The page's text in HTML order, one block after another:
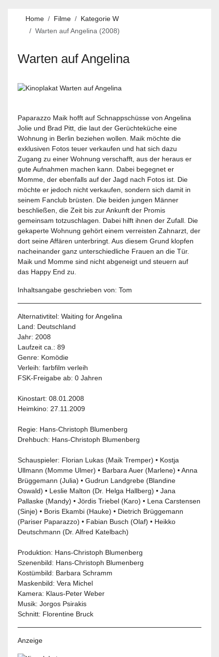
Home Filme
Kategorie W
Warten auf Angelina (2008)
Warten auf Angelina
Paparazzo Maik hofft auf Schnappschüsse von Angelina
Jolie und Brad Pitt, die laut der Gerüchteküche eine
Wohnung in Berlin beziehen wollen. Maik möchte die
exklusiven Fotos teuer verkaufen und hat sich dazu
Zugang zu einer Wohnung verschafft, aus der heraus er
gute Aufnahmen machen kann. Dabei begegnet er
Momme, der ebenfalls auf der Jagd nach Fotos ist. Die
möchte er jedoch nicht verkaufen, sondern sich damit in
seinem Fanclub brüsten. Die beiden jungen Männer
beschließen, die Zeit bis zur Ankunft der Promis
gemeinsam totzuschlagen. Dabei hilft ihnen der Zufall. Die
gekaperte Wohnung gehört einem verreisten Zahnarzt, der
dort seine Affären unterbringt. Aus diesem Grund klopfen
nacheinander ganz unterschiedliche Frauen an die Tür.
Maik und Momme sind nicht abgeneigt und steuern auf
das Happy End zu.
Inhaltsangabe geschrieben von: Tom
Alternativtitel: Waiting for Angelina
Land: Deutschland
Jahr: 2008
Laufzeit ca.: 89
Genre: Komödie
Verleih:farbfilm verleih
FSK-Freigabe ab:0 Jahren
Kinostart: 08.01.2008
Heimkino: 27.11.2009
Regie: Hans-Christoph Blumenberg
Drehbuch: Hans-Christoph Blumenberg
Schauspieler: Florian Lukas (Maik Tremper) • Kostja
Ullmann (Momme Ulmer) • Barbara Auer (Marlene) • Anna
Brüggemann (Julia) • Gudrun Landgrebe (Blandine
Oswald) • Leslie Malton (Dr. Helga Hallberg) •Jana
Pallaske (Mandy) •Jördis Triebel (Karo) • Lena Carstensen
(Sinje) • Boris Ekambi (Hauke) • Dietrich Brüggemann
(Pariser Paparazzo) • Fabian Busch (Olaf) • Heikko
Deutschmann (Dr. Alfred Katelbach)
Produktion: Hans-Christoph Blumenberg
Szenenbild: Hans-Christoph Blumenberg
Kostümbild: Barbara Schramm
Maskenbild: Vera Michel
Kamera: Klaus-Peter Weber
Musik: Jorgos Psirakis
Schnitt: Florentine Bruck
Anzeige